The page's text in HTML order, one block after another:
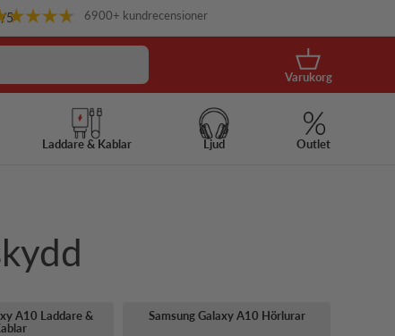
/5 6900+ kundrecensioner
Korg
Varukorg
Laddare & Kablar Ljud Outlet
A10 Laddare &
Samsung Galaxy A10 Hörlurar